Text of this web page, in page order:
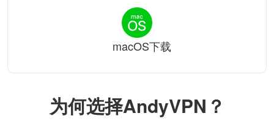
为何选择AndyVPN？
macOS下载